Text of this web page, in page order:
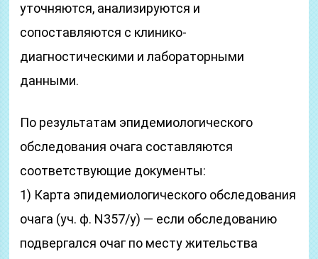
уточняются, анализируются и
сопоставляются с клинико-
диагностическими и лабораторными
данными.
По результатам эпидемиологического
обследования очага составляются
соответствующие документы:
1) Карта эпидемиологического обследования
очага (уч. ф. N357/y) — если обследованию
подвергался очаг по месту жительства